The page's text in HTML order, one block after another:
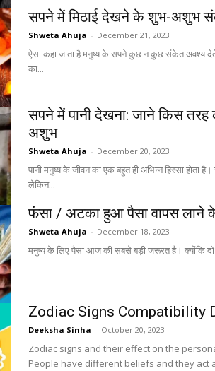
सपने में मिठाई देखने के शुभ-अशुभ
Shweta Ahuja - December 21, 2023
ऐसा कहा जाता है मनुष्य के सपने कुछ न कुछ संकेत अवश्य देते
का...
सपने में पानी देखना: जाने किस
अशुभ
Shweta Ahuja - December 20, 2023
पानी मनुष्य के जीवन का एक बहुत ही अभिन्न हिस्सा होता
लेकिन...
फंसा / अटका हुआ पैसा वापस लाने
Shweta Ahuja - December 18, 2023
मनुष्य के लिए पैसा आज की सबसे बड़ी जरूरत है। क्योंकि
Zodiac Signs Compatibility
Deeksha Sinha - October 20, 2023
Zodiac signs and their effect on the
People have different beliefs and they act